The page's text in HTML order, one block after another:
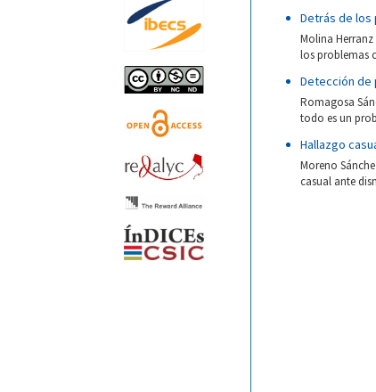
Detrás de los
Molina Herranz
los problemas
Detección de
Romagosa
todo es un
Hallazgo
Moreno
casual ante